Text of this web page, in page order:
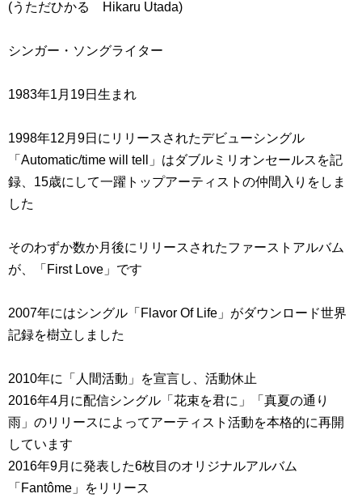
(うただひかる Hikaru Utada)
シンガー・ソングライター
1983年1月19日生まれ
1998年12月9日にリリースされたデビューシングル
「Automatic/time will tell」はダブルミリオンセールスを記
録、15歳にして一躍トップアーティストの仲間入りをしま
した
そのわずか数か月後にリリースされたファーストアルバム
が、「First Love」です
2007年にはシングル「Flavor Of Life」がダウンロード世界
記録を樹立しました
2010年に「人間活動」を宣言し、活動休止
2016年4月に配信シングル「花束を君に」「真夏の通り
雨」のリリースによってアーティスト活動を本格的に再開
しています
2016年9月に発表した6枚目のオリジナルアルバム
「Fantôme」をリリース